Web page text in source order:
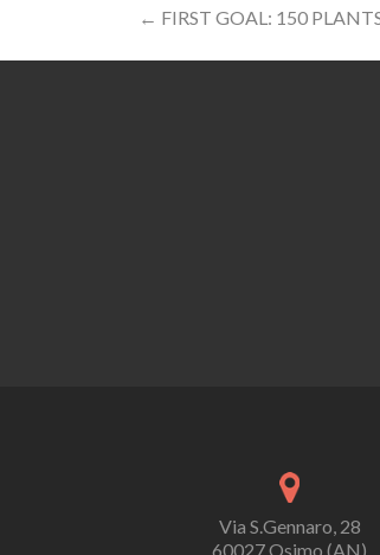
Post
navigation
← FIRST GOAL: 150
Via S.Gennaro, 28
60027 Osimo (AN)